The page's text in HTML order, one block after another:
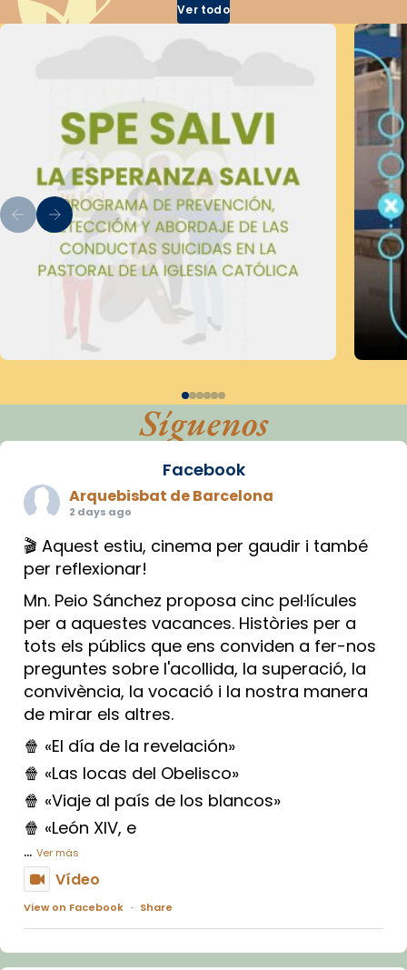
Ver todo
Síguenos
Facebook
Arquebisbat de Barcelona
2 days ago
🎬 Aquest estiu, cinema per gaudir i també
per reflexionar!
Mn. Peio Sánchez proposa cinc pel·lícules
per a aquestes vacances. Històries per a
tots els públics que ens conviden a fer-nos
preguntes sobre l'acollida, la superació, la
convivència, la vocació i la nostra manera
de mirar els altres.
🍿 «El día de la revelación»
🍿 «Las locas del Obelisco»
🍿 «Viaje al país de los blancos»
🍿 «León XIV, e
... Ver más
Vídeo
View on Facebook · Share
Arquebisbat de Barcelona